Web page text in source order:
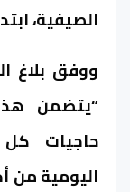
الصيفية، ابتداء من 4
ووفق بلاغ
“يتضمن
حاجيات كل
اليومية من